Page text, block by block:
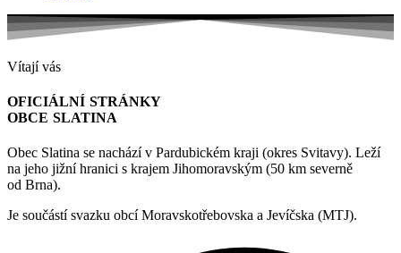
Vítají vás
OFICIÁLNÍ STRÁNKY
OBCE SLATINA
Obec Slatina se nachází v Pardubickém kraji (okres Svitavy). Leží
na jeho jižní hranici s krajem Jihomoravským (50 km severně
od Brna).
Je součástí svazku obcí Moravskotřebovska a Jevíčska (MTJ).